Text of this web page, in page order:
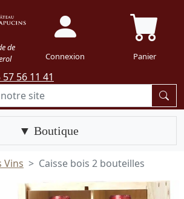
de
Connexion Panier
57 56 11 41
Boutique
Vins Caisse bois 2 bouteilles